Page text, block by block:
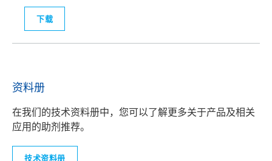
下载
资料册
在我们的技术资料册中，您可以了解更多关于产品及相关
应用的助剂推荐。
技术资料册